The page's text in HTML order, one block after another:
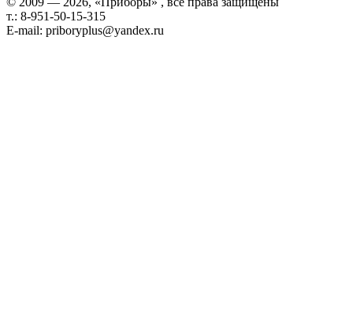
т.: 8-951-50-15-315
E-mail: priboryplus@yandex.ru